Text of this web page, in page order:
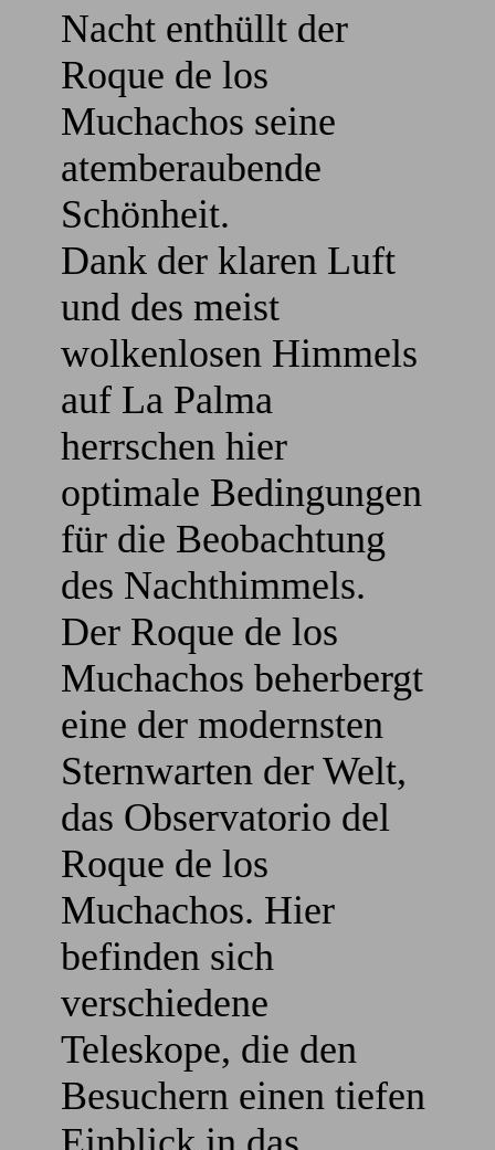
Nacht enthüllt der
Roque de los
Muchachos seine
atemberaubende
Schönheit.
Dank der klaren Luft
und des meist
wolkenlosen Himmels
auf La Palma
herrschen hier
optimale Bedingungen
für die Beobachtung
des Nachthimmels.
Der Roque de los
Muchachos beherbergt
eine der modernsten
Sternwarten der Welt,
das Observatorio del
Roque de los
Muchachos. Hier
befinden sich
verschiedene
Teleskope, die den
Besuchern einen tiefen